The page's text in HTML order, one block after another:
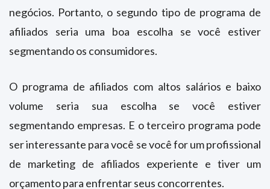
negócios. Portanto, o segundo tipo de programa de
afiliados seria uma boa escolha se você estiver
segmentando os consumidores.
O programa de afiliados com altos salários e baixo
volume seria sua escolha se você estiver
segmentando empresas. E o terceiro programa pode
ser interessante para você se você for um profissional
de marketing de afiliados experiente e tiver um
orçamento para enfrentar seus concorrentes.